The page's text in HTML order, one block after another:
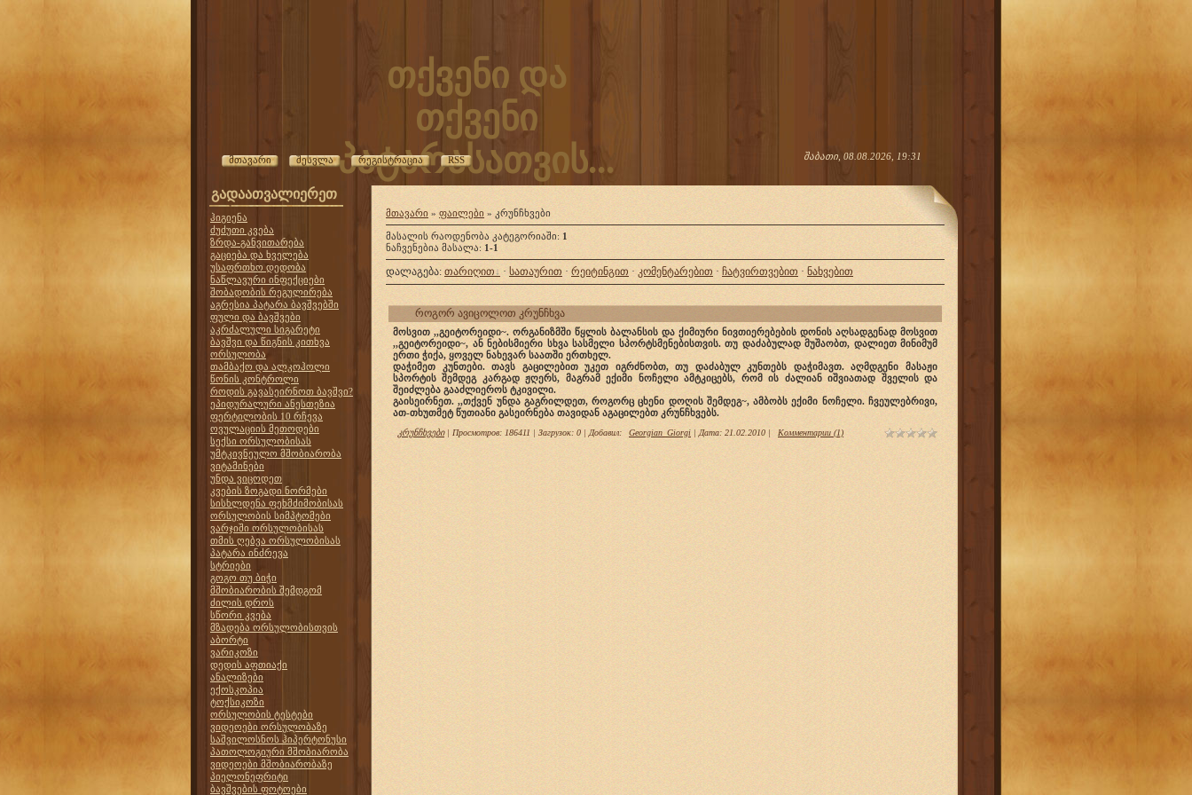
თქვენი და
თქვენი
პატარასათვის...
მთავარი შესვლა რეგისტრაცია RSS შაბათი, 08.08.2026, 19:31
გადაათვალიერეთ
ჰიგიენა
ძუძუთი კვება
ზრდა-განვითარება
გაციება და ხველება
უსაფრთხო დედობა
ნაწლავური ინფექციები
შობადობის რეგულირება
აგრესია პატარა ბავშვებში
ფული და ბავშვები
აკრძალული სიგარეტი
ბავშვი და წიგნის კითხვა
ორსულობა
თამბაქო და ალკოჰოლი
წონის კონტროლი
როდის გავასეირნოთ ბავშვი?
ეპიდურალური ანესთეზია
ფერტილობის 10 რჩევა
ოვულაციის მეთოდები
სექსი ორსულობისას
უმტკივნეულო მშობიარობა
ვიტამინები
უნდა ვიცოდეთ
კვების ზოგადი ნორმები
სისხლდენა ფეხმძიმობისას
ორსულობის სიმპტომები
ვარჯიში ორსულობისას
თმის ღებვა ორსულობისას
პატარა ინძრევა
სტრიები
გოგო თუ ბიჭი
მშობიარობის შემდგომ
ძილის დროს
სწორი კვება
მზადება ორსულობისთვის
აბორტი
ვარიკოზი
დედის აფთიაქი
ანალიზები
ექოსკოპია
ტოქსიკოზი
ორსულობის ტესტები
ვიდეოები ორსულობაზე
საშვილოსნოს ჰიპერტონუსი
პათოლოგიური მშობიარობა
ვიდეოები მშობიარობაზე
პიელონეფრიტი
ბავშვების ფოტოები
მთავარი » ფაილები » კრუნჩხვები
მასალის რაოდენობა კატეგორიაში: 1
ნაჩვენებია მასალა: 1-1
დალაგება: თარიღით · სათაურით · რეიტინგით · კომენტარებით · ჩატვირთვებით · ნახვებით
როგორ ავიცოლოთ კრუნჩხვა
მოსვით ,,გეიტორეიდი~. ორგანიზმში წყლის ბალანსის და ქიმიური ნივთიერებების დონის აღსადგენად მოსვით
,,გეიტორეიდი~, ან ნებისმიერი სხვა სასმელი სპორტსმენებისთვის. თუ დაძაბულად მუშაობთ, დალიეთ მინიმუმ
ერთი ჭიქა, ყოველ ნახევარ საათში ერთხელ.
დაჭიმეთ კუნთები. თავს გაცილებით უკეთ იგრძნობთ, თუ დაძაბულ კუნთებს დაჭიმავთ. აღმდგენი მასაჟი
სპორტის შემდეგ კარგად ჟღერს, მაგრამ ექიმი ნოჩელი ამტკიცებს, რომ ის ძალიან იშვიათად შველის და
შეიძლება გააძლიეროს ტკივილი.
გაისეირნეთ. ,,თქვენ უნდა გაგრილდეთ, როგორც ცხენი დოღის შემდეგ~, ამბობს ექიმი ნოჩელი. ჩვეულებრივი,
ათ-თხუთმეტ წუთიანი გასეირნება თავიდან აგაცილებთ კრუნჩხვებს.
კრუნჩხვები| Просмотров: 186411 | Загрузок: 0 | Добавил: Georgian_Giorgi | Дата: 21.02.2010 | Комментарии (1)